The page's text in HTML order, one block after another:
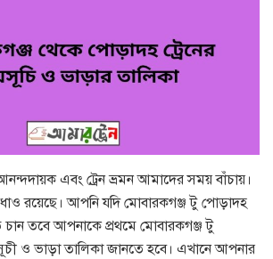
এবং ট্রেন ভ্রমন আমাদের সময় বাঁচায়।
রয়েছে। আপনি যদি মোবারকগঞ্জ টু পোড়াদহ
চান তবে আপনাকে প্রথমে মোবারকগঞ্জ টু
ও ভাড়া তালিকা জানতে হবে। এখানে আপনার